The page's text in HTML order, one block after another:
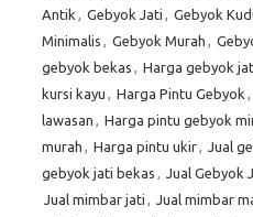
Antik , Gebyok Jati , Gebyok
Minimalis , Gebyok Murah ,
gebyok bekas , Harga gebyok
kursi kayu , Harga Pintu Gebyok ,
lawasan , Harga pintu gebyok
murah , Harga pintu ukir, Jual
gebyok jati bekas , Jual Gebyok
Jual mimbar jati , Jual mimbar